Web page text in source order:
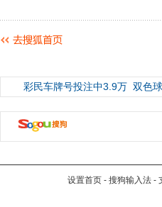
彩民车牌号投注中3.9万 双色
设置首页 - 搜狗输入法 -